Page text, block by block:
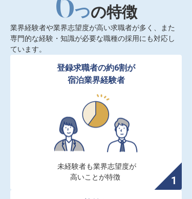
つの特徴
業界経験者や業界志望度が高い求職者が多く、また
専門的な経験・知識が必要な職種の採用にも対応し
ています。
登録求職者の約6割が
宿泊業界経験者
未経験者も業界志望度が
高いことが特徴